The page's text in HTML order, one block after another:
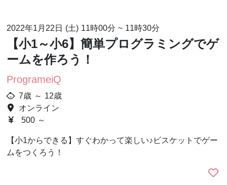
2022年1月22日 (土) 11時00分 ~ 11時30分
【小1～小6】簡単プログラミングでゲ
ームを作ろう！
ProgrameiQ
7歳 ～ 12歳
オンライン
500 ～
【小1からできる】すぐわかって楽しい♪ビスケットでゲー
ムをつくろう！